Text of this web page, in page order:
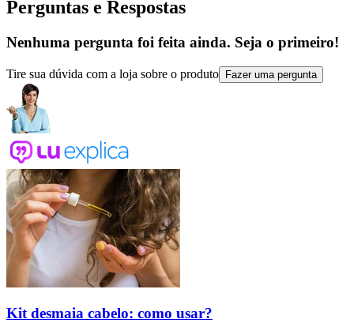
Perguntas e Respostas
Nenhuma pergunta foi feita ainda. Seja o primeiro!
Tire sua dúvida com a loja sobre o produto Fazer uma pergunta
Kit desmaia cabelo: como usar?